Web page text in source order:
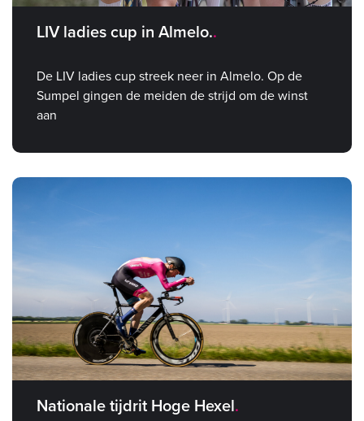
LIV ladies cup in Almelo.
De LIV ladies cup streek neer in Almelo. Op de
Sumpel gingen de meiden de strijd om de winst
aan
Nationale tijdrit Hoge Hexel